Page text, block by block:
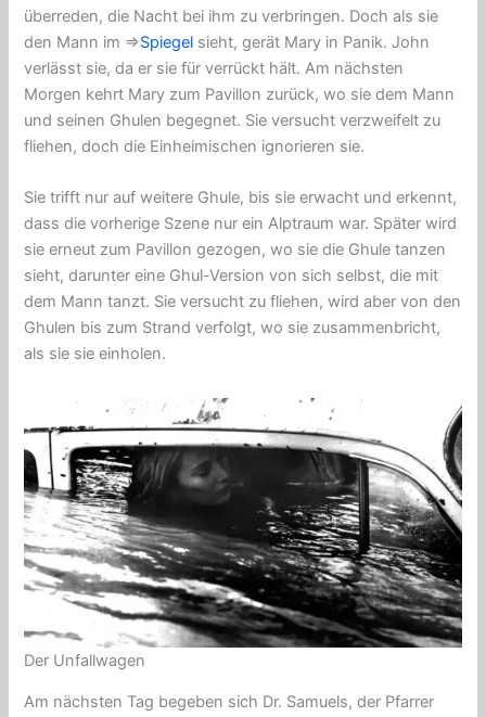
überreden, die Nacht bei ihm zu verbringen. Doch als sie
den Mann im ⇒Spiegel sieht, gerät Mary in Panik. John
verlässt sie, da er sie für verrückt hält. Am nächsten
Morgen kehrt Mary zum Pavillon zurück, wo sie dem Mann
und seinen Ghulen begegnet. Sie versucht verzweifelt zu
fliehen, doch die Einheimischen ignorieren sie.
Sie trifft nur auf weitere Ghule, bis sie erwacht und erkennt,
dass die vorherige Szene nur einAlptraum war. Später wird
sie erneut zum Pavillon gezogen, wo sie die Ghule tanzen
sieht, darunter eine Ghul-Version von sich selbst, die mit
dem Mann tanzt. Sie versucht zu fliehen, wird aber von den
Ghulen bis zum Strand verfolgt, wo sie zusammenbricht,
als sie sie einholen.
Der Unfallwagen
Am nächsten Tag begeben sich Dr. Samuels, der Pfarrer